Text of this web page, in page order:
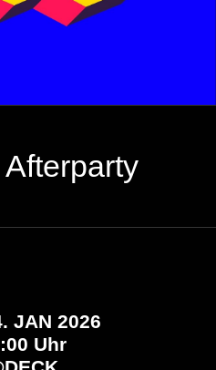
JAN 2026
Uhr